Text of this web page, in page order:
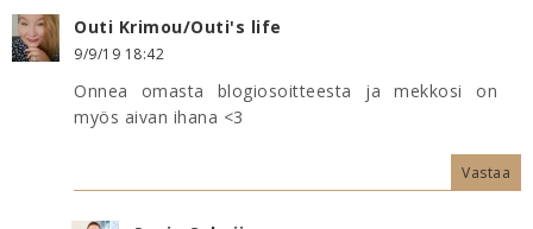
Outi Krimou/Outi's life
9/9/19 18:42
Onnea omasta blogiosoitteesta ja mekkosi on
myös aivan ihana <3
Vastaa